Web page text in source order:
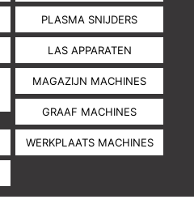
PLASMA SNIJDERS
LAS APPARATEN
MAGAZIJN MACHINES
GRAAF MACHINES
WERKPLAATS MACHINES